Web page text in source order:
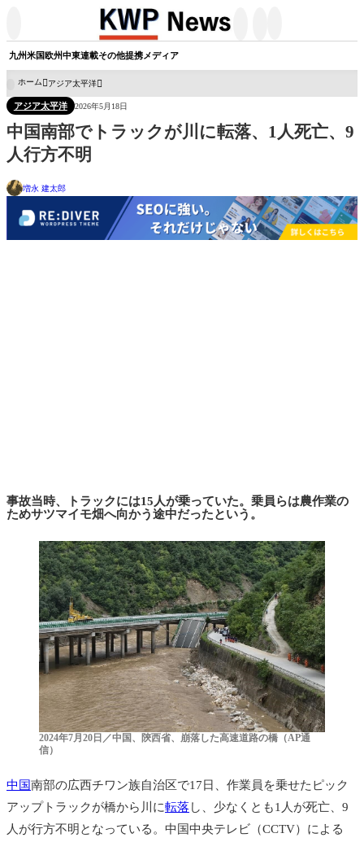
九州米国欧州中東連載その他提携メディア
ホーム アジア太平洋
アジア太平洋 2026年5月18日
中国南部でトラックが川に転落、1人死亡、9
人行方不明
増永 建太郎
事故当時、トラックには15人が乗っていた。乗員らは農作業の
ためサツマイモ畑へ向かう途中だったという。
2024年7月20日／中国、陝西省、崩落した高速道路の橋（AP通
信）
中国南部の広西チワン族自治区で17日、作業員を乗せたピック
アップトラックが橋から川に転落 し、少なくとも1人が死亡、9
人が行方不明となっている。中国中央テレビ（CCTV）による